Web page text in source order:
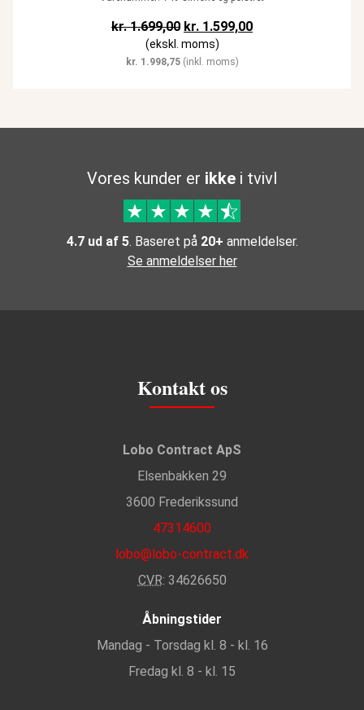
kr.1.699,00 Den oprindelige pris var: kr.
kr. 1.599,00Den aktuelle pris
(ekskl. moms)
kr. 1.998,75(inkl. moms)
Vores kunder er ikke i tvivl
4.7 ud af 5. Baseret på 20+ anmeldelser.
Se anmeldelser her
Kontakt os
Lobo Contract ApS
Elsenbakken 29
3600 Frederikssund
47314600
lobo@lobo-contract.dk
CVR: 34626650
Åbningstider
Mandag - Torsdag kl. 8 - kl. 16
Fredag kl. 8 - kl. 15